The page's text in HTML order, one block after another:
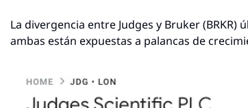
La divergencia entre Judges y Bruker
ambas están expuestas a palancas de